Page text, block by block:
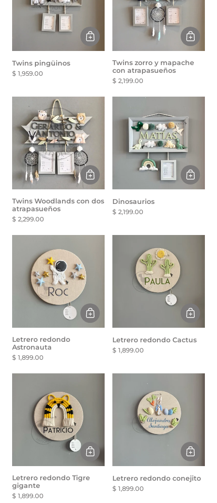
Twins pingüinos
$ 1,959.00
Twins zorro y mapache
con atrapasueños
$ 2,199.00
Twins Woodlands con dos
atrapasueños
$ 2,299.00
Dinosaurios
$ 2,199.00
Letrero redondo
Astronauta
$ 1,899.00
Letrero redondo Cactus
$ 1,899.00
Letrero redondo Tigre
gigante
$ 1,899.00
Letrero redondo conejito
$ 1,899.00